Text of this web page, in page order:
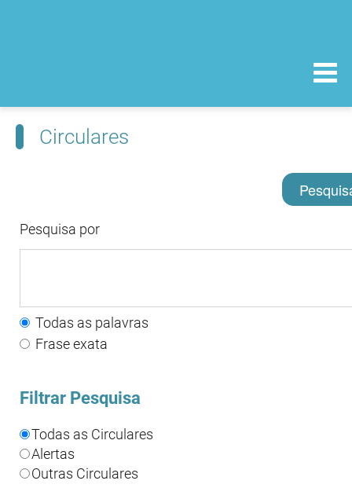
Circulares
Pesquisa por
Todas as palavras
Frase exata
Filtrar Pesquisa
Todas as Circulares
Alertas
Outras Circulares